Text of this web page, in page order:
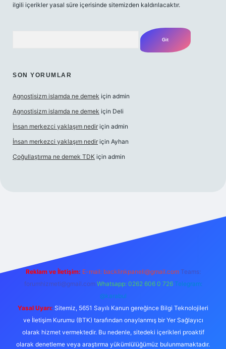
ilgili içerikler yasal süre içerisinde sitemizden kaldırılacaktır.
SON YORUMLAR
Agnostisizm islamda ne demek için admin
Agnostisizm islamda ne demek için Deli
İnsan merkezci yaklaşım nedir için admin
İnsan merkezci yaklaşım nedir için Ayhan
Çoğullaştırma ne demek TDK için admin
Reklam ve İletişim: E-mail: backlinkpaneli@gmail.com Teams:
forumhizmeti@gmail.com Whatsapp: 0262 606 0 726 Telegram:
@karabul
Yasal Uyarı: Sitemiz, 5651 Sayılı Kanun gereğince Bilgi Teknolojileri
ve İletişim Kurumu (BTK) tarafından onaylanmış bir Yer Sağlayıcı
olarak hizmet vermektedir. Bu nedenle, sitedeki içerikleri proaktif
olarak denetleme veya araştırma yükümlülüğümüz bulunmamaktadır.